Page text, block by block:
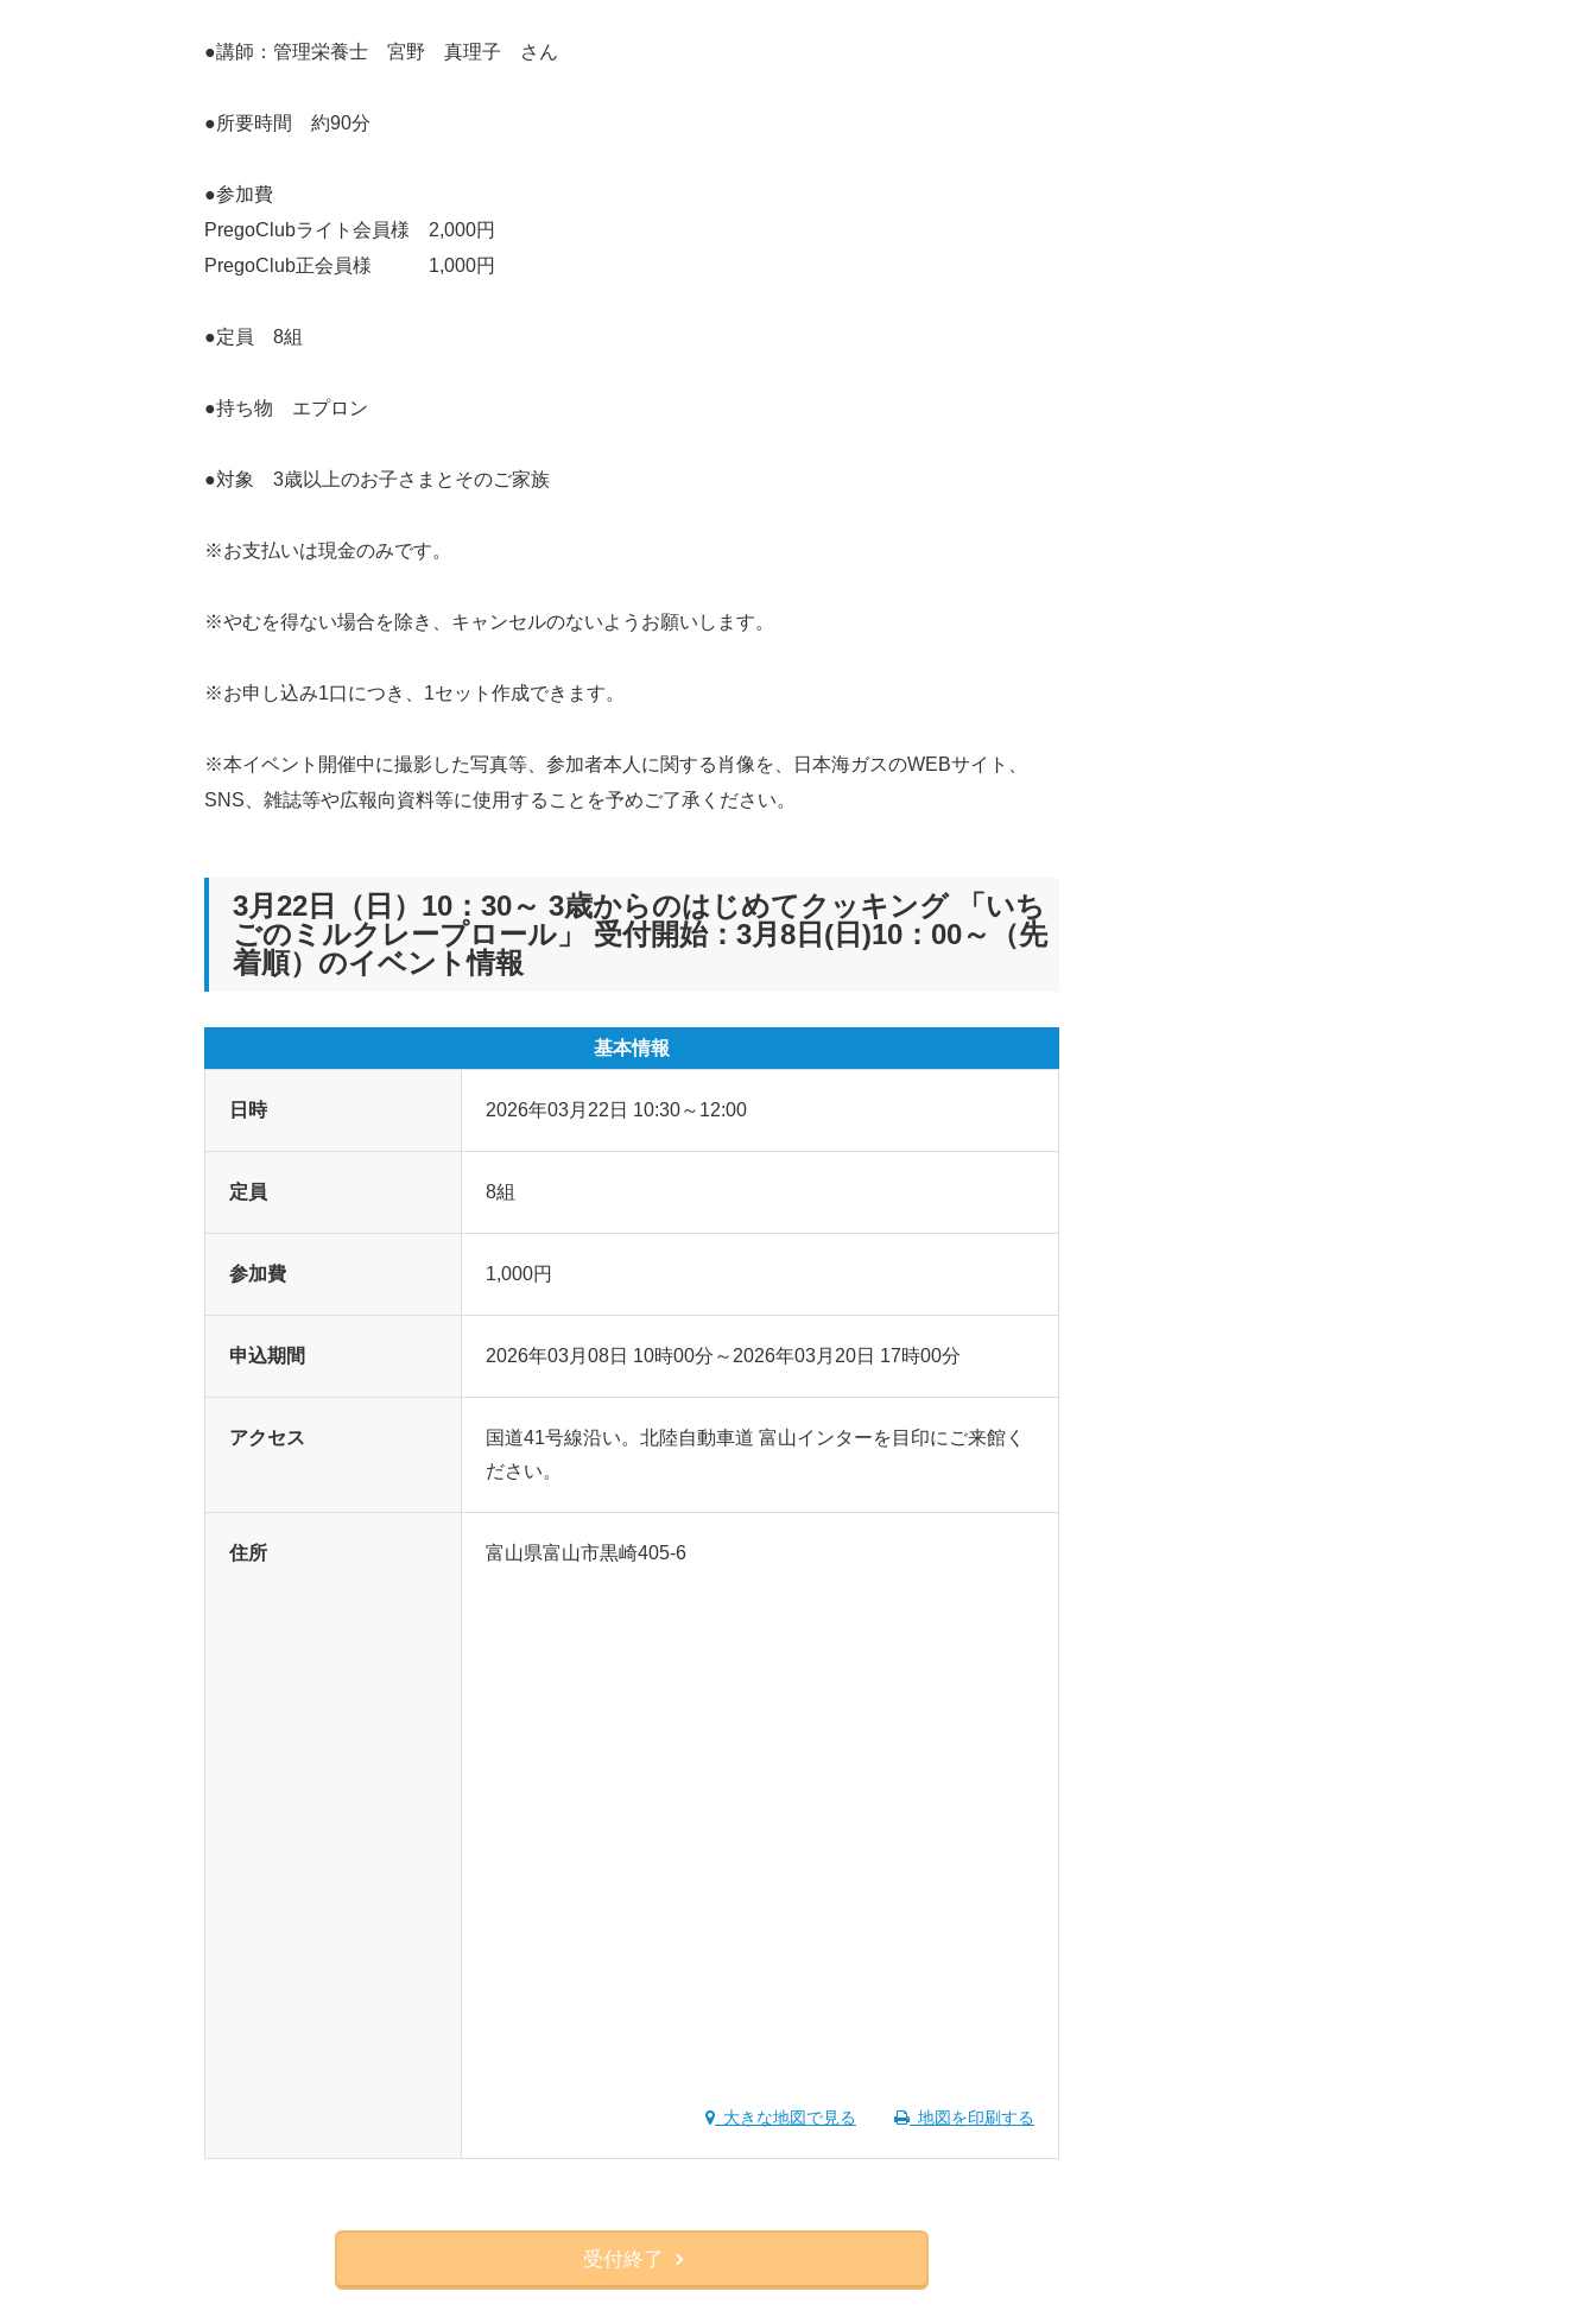
●講師：管理栄養士 宮野 真理子 さん
●所要時間 約90分
●参加費
PregoClubライト会員様 2,000円
PregoClub正会員様 1,000円
●定員 8組
●持ち物 エプロン
●対象 3歳以上のお子さまとそのご家族
※お支払いは現金のみです。
※やむを得ない場合を除き、キャンセルのないようお願いします。
※お申し込み1口につき、1セット作成できます。
※本イベント開催中に撮影した写真等、参加者本人に関する肖像を、日本海ガスのWEBサイト、
SNS、雑誌等や広報向資料等に使用することを予めご了承ください。
3月22日（日）10：30～ 3歳からのはじめてクッキング 「いち
ごのミルクレープロール」 受付開始：3月8日(日)10：00～（先
着順）のイベント情報
基本情報
日時 2026年03月22日 10:30～12:00
定員 8組
参加費 1,000円
申込期間 2026年03月08日 10時00分～2026年03月20日 17時00分
アクセス
国道41号線沿い。北陸自動車道 富山インターを目印にご来館く
ださい。
住所 富山県富山市黒崎405-6
大きな地図で見る 地図を印刷する
受付終了